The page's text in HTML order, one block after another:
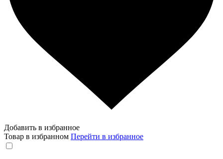
Добавить в избранное
Товар в избранном Перейти в избранное